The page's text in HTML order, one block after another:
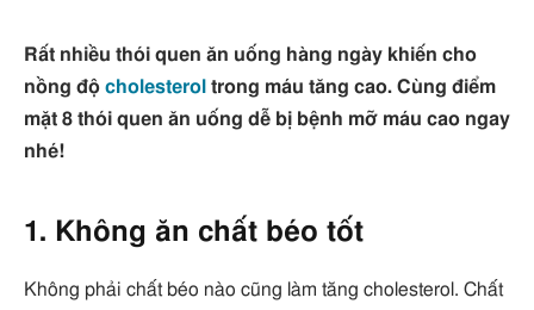
Rất nhiều thói quen ăn uống hàng ngày khiến cho
nồng độ cholesterol trong máu tăng cao. Cùng điểm
mặt 8 thói quen ăn uống dễ bị bệnh mỡ máu cao ngay
nhé!
1. Không ăn chất béo tốt
Không phải chất béo nào cũng làm tăng cholesterol. Chất